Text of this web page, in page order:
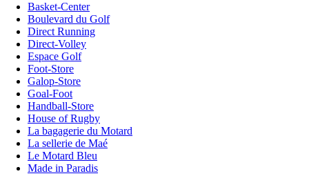
Basket-Center
Boulevard du Golf
Direct Running
Direct-Volley
Espace Golf
Foot-Store
Galop-Store
Goal-Foot
Handball-Store
House of Rugby
La bagagerie du Motard
La sellerie de Maé
Le Motard Bleu
Made in Paradis